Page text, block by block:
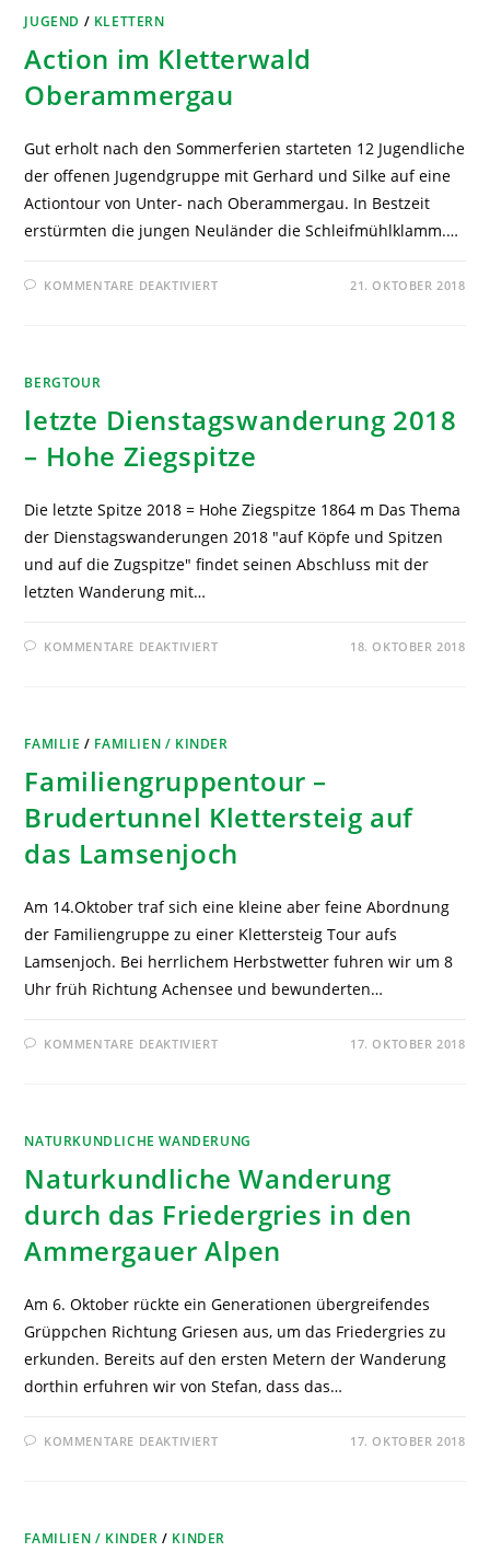
JUGEND / KLETTERN
Action im Kletterwald
Oberammergau
Gut erholt nach den Sommerferien starteten 12 Jugendliche
der offenen Jugendgruppe mit Gerhard und Silke auf eine
Actiontour von Unter- nach Oberammergau. In Bestzeit
erstürmten die jungen Neuländer die Schleifmühlklamm.…
KOMMENTARE DEAKTIVIERT 21. OKTOBER 2018
BERGTOUR
letzte Dienstagswanderung 2018
– Hohe Ziegspitze
Die letzte Spitze 2018 = Hohe Ziegspitze 1864 m Das Thema
der Dienstagswanderungen 2018 "auf Köpfe und Spitzen
und auf die Zugspitze" findet seinen Abschluss mit der
letzten Wanderung mit…
KOMMENTARE DEAKTIVIERT 18. OKTOBER 2018
FAMILIE / FAMILIEN / KINDER
Familiengruppentour –
Brudertunnel Klettersteig auf
das Lamsenjoch
Am 14.Oktober traf sich eine kleine aber feine Abordnung
der Familiengruppe zu einer Klettersteig Tour aufs
Lamsenjoch. Bei herrlichem Herbstwetter fuhren wir um 8
Uhr früh Richtung Achensee und bewunderten…
KOMMENTARE DEAKTIVIERT 17. OKTOBER 2018
NATURKUNDLICHE WANDERUNG
Naturkundliche Wanderung
durch das Friedergries in den
Ammergauer Alpen
Am 6. Oktober rückte ein Generationen übergreifendes
Grüppchen Richtung Griesen aus, um das Friedergries zu
erkunden. Bereits auf den ersten Metern der Wanderung
dorthin erfuhren wir von Stefan, dass das…
KOMMENTARE DEAKTIVIERT 17. OKTOBER 2018
FAMILIEN / KINDER / KINDER